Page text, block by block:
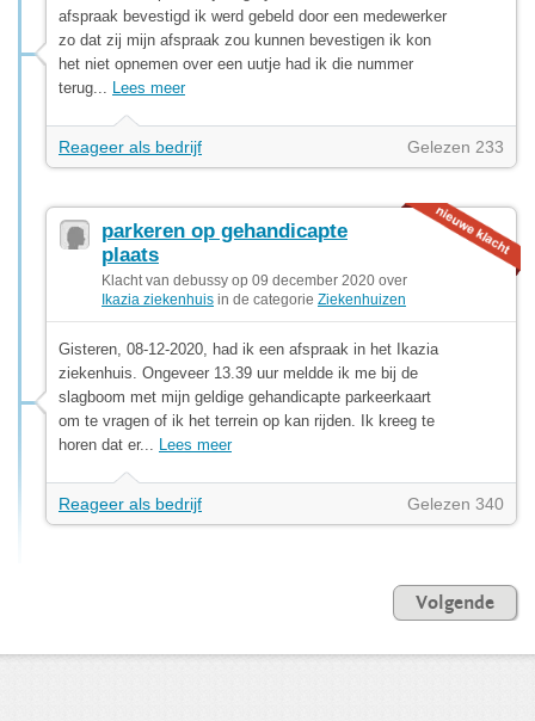
afspraak bevestigd ik werd gebeld door een medewerker
zo dat zij mijn afspraak zou kunnen bevestigen ik kon
het niet opnemen over een uutje had ik die nummer
terug... Lees meer
Reageer als bedrijf Gelezen 233
parkeren op gehandicapte
plaats
Klacht van debussy op 09 december 2020 over
Ikazia ziekenhuis in de categorie Ziekenhuizen
Gisteren, 08-12-2020, had ik een afspraak in het Ikazia
ziekenhuis. Ongeveer 13.39 uur meldde ik me bij de
slagboom met mijn geldige gehandicapte parkeerkaart
om te vragen of ik het terrein op kan rijden. Ik kreeg te
horen dat er... Lees meer
Reageer als bedrijf Gelezen 340
Volgende